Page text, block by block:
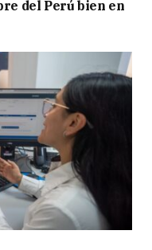
del Perú bien en